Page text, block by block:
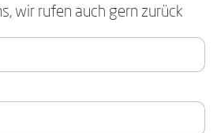
wir rufen auch gern zurück